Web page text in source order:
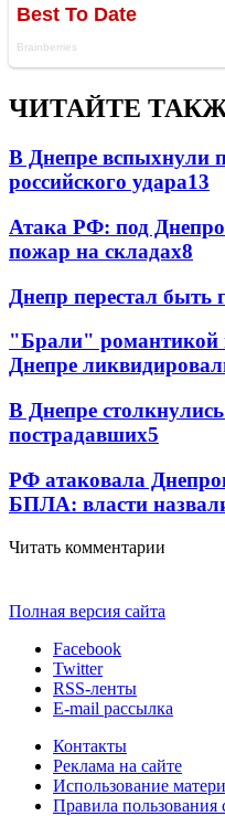
ЧИТАЙТЕ
В Днепре вспыхнули
российского удара13
Атака РФ: под
пожар на складах8
Днепр перестал
"Брали" романтикой
Днепре
В Днепре
пострадавших5
РФ атаковала
БПЛА: власти
Читать комментарии
Полная версия сайта
Facebook
Twitter
RSS-ленты
E-mail рассылка
Контакты
Реклама на сайте
Использование
Правила пользования